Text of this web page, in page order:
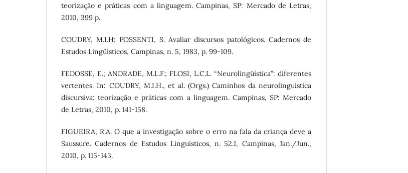
teorização e práticas com a linguagem. Campinas, SP: Mercado de Letras,
2010, 399 p.
COUDRY, M.I.H; POSSENTI, S. Avaliar discursos patológicos. Cadernos de
Estudos Lingüísticos, Campinas, n. 5, 1983, p. 99-109.
FEDOSSE, E.; ANDRADE, M.L.F.; FLOSI, L.C.L. “Neurolingüística”: diferentes
vertentes. In: COUDRY, M.I.H., et al. (Orgs.) Caminhos da neurolinguística
discursiva: teorização e práticas com a linguagem. Campinas, SP: Mercado
de Letras, 2010, p. 141-158.
FIGUEIRA, R.A. O que a investigação sobre o erro na fala da criança deve a
Saussure. Cadernos de Estudos Linguísticos, n. 52.1, Campinas, Jan./Jun.,
2010, p. 115-143.